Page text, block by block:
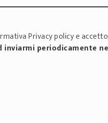
Privacy policye
inviarmi periodicamente